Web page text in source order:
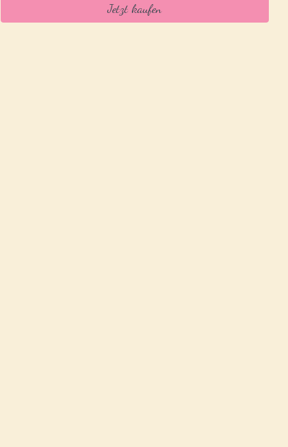
Jetzt kaufen